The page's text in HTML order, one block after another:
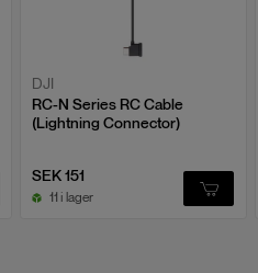
DJI
RC-N Series RC Cable
(Lightning Connector)
SEK 151
11 i lager